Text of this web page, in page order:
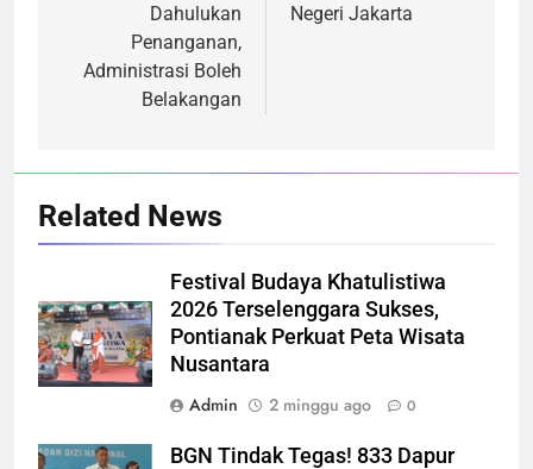
Dahulukan
Penanganan,
Administrasi Boleh
Belakangan
Negeri Jakarta
Related News
Festival Budaya Khatulistiwa
2026 Terselenggara Sukses,
Pontianak Perkuat Peta Wisata
Nusantara
Admin
2 minggu ago 0
BGN Tindak Tegas! 833 Dapur